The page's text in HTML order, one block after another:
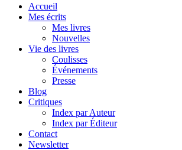
Accueil
Mes écrits
Mes livres
Nouvelles
Vie des livres
Coulisses
Événements
Presse
Blog
Critiques
Index par Auteur
Index par Éditeur
Contact
Newsletter